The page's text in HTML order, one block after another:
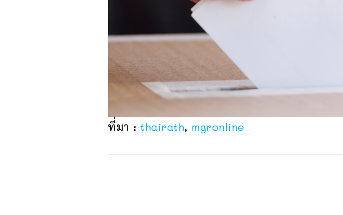
ที่มา : thairath, mgronline